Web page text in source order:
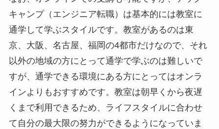
キャンプ（エンジニア転職）は基本的には教室に
通学して学ぶスタイルです。教室があるのは東
京、大阪、名古屋、福岡の4都市だけなので、それ
以外の地域の方にとって通学で学ぶのは難しいで
すが、通学できる環境にある方にとってはオンラ
インよりもおすすめです。教室は朝早くから夜遅
くまで利用できるため、ライフスタイルに合わせ
て自分の最大限の努力ができるようになっていま